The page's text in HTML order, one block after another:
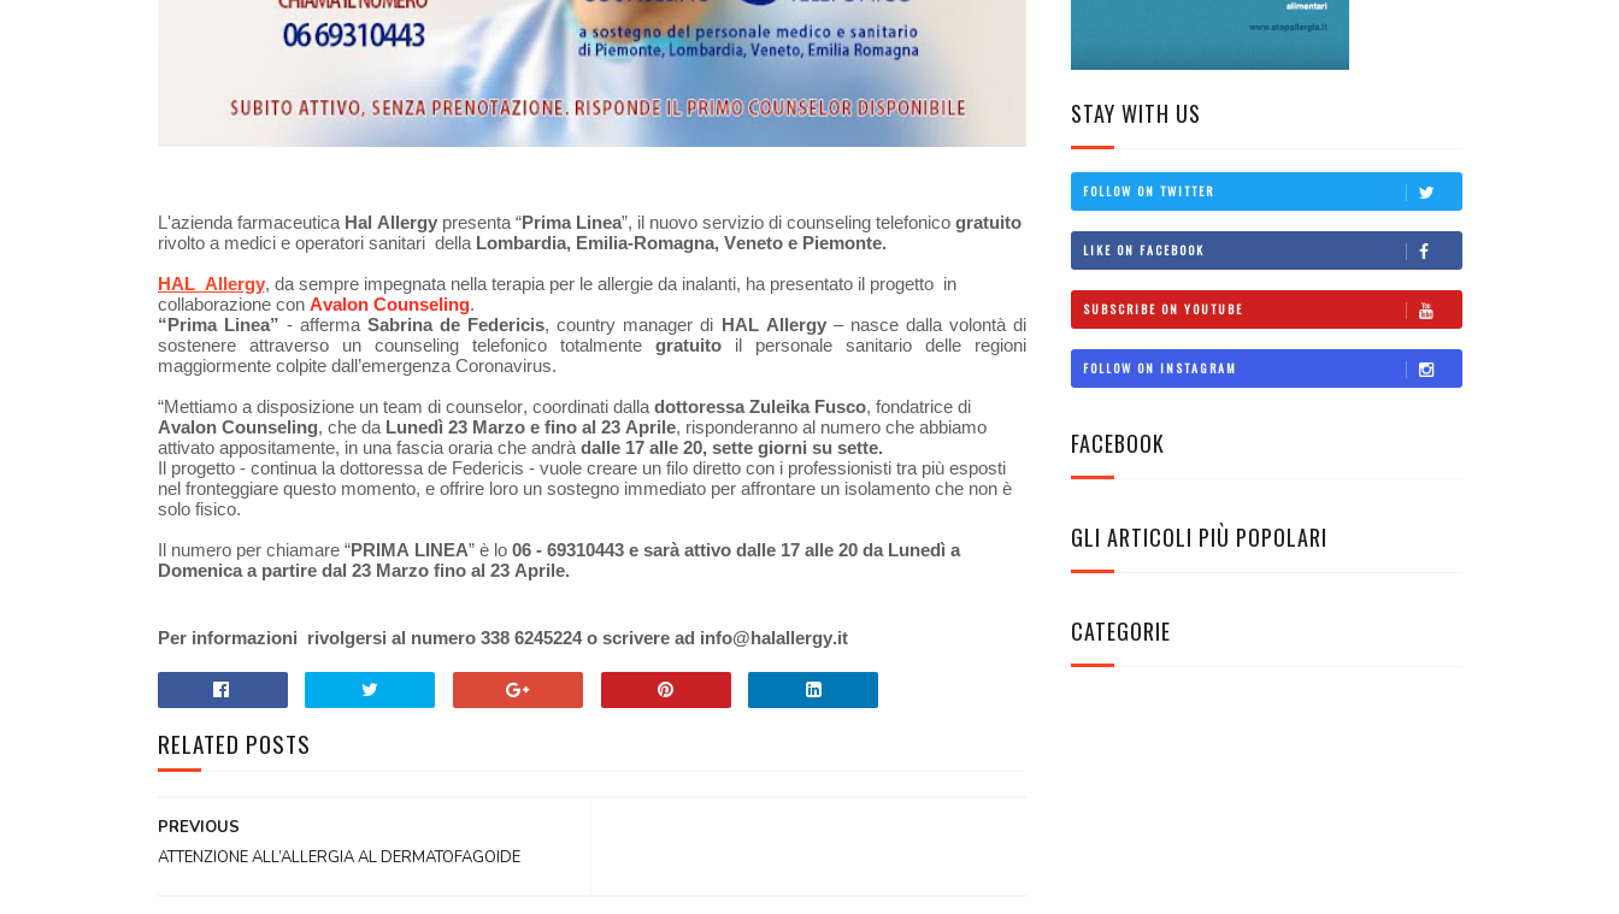
L'azienda farmaceutica Hal Allergypresenta “Prima Linea”, il nuovo servizio di counseling telefonico gratuito
rivolto a medici e operatori sanitari della Lombardia, Emilia-Romagna, Veneto e Piemonte.
HAL Allergy, da sempre impegnata nella terapia per le allergie da inalanti, ha presentato il progetto in
collaborazione con Avalon Counseling.
“Prima Linea” - affermaSabrina de Federicis, country manager di HAL Allergy– nasce dalla volontà di
sostenere attraverso un counseling telefonico totalmente gratuitoil personale sanitario delle regioni
maggiormente colpite dall’emergenza Coronavirus.
“Mettiamo a disposizione un team di counselor, coordinati dalla dottoressa Zuleika Fusco, fondatrice di
Avalon Counseling, che da Lunedì 23 Marzo e fino al 23 Aprile, risponderanno al numero che abbiamo
attivato appositamente, in una fascia oraria che andrà dalle 17 alle 20, sette giorni su sette.
Il progetto - continua la dottoressa de Federicis - vuole creare un filo diretto con i professionisti tra più esposti
nel fronteggiare questo momento, e offrire loro un sostegno immediato per affrontare un isolamento che non è
solo fisico.
Il numero per chiamare “PRIMA LINEA” è lo 06 - 69310443 e sarà attivo dalle 17 alle 20 da Lunedì a
Domenica a partire dal 23 Marzo fino al 23 Aprile.
Per informazioni rivolgersi al numero 338 6245224 o scrivere ad info@halallergy.it
RELATED POSTS
PREVIOUS
ATTENZIONE ALL’ALLERGIA AL DERMATOFAGOIDE
STAY WITH US
FOLLOW ON TWITTER
LIKE ON FACEBOOK
SUBSCRIBE ON YOUTUBE
FOLLOW ON INSTAGRAM
FACEBOOK
GLI ARTICOLI PIÙ POPOLARI
CATEGORIE